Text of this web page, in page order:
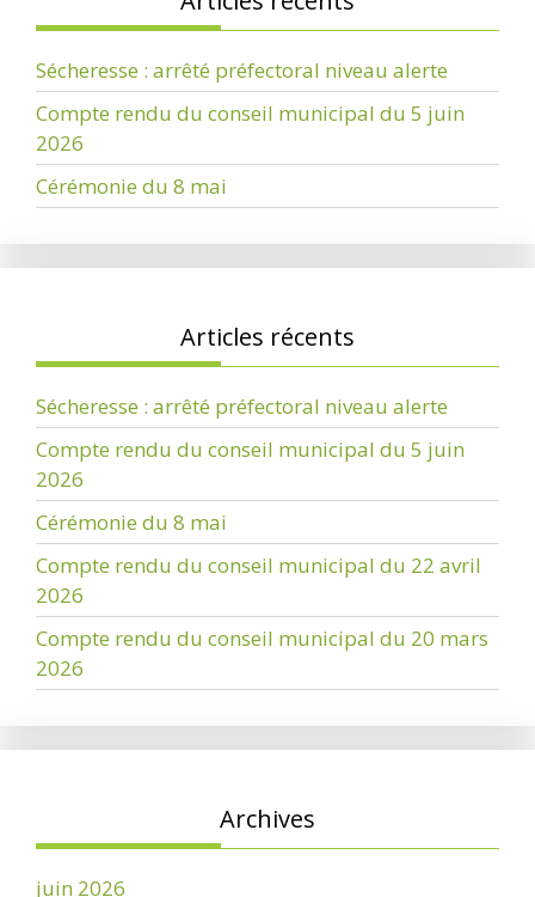
Sécheresse : arrêté préfectoral niveau alerte
Compte rendu du conseil municipal du 5 juin
2026
Cérémonie du 8 mai
Articles récents
Sécheresse : arrêté préfectoral niveau alerte
Compte rendu du conseil municipal du 5 juin
2026
Cérémonie du 8 mai
Compte rendu du conseil municipal du 22 avril
2026
Compte rendu du conseil municipal du 20 mars
2026
Archives
juin 2026